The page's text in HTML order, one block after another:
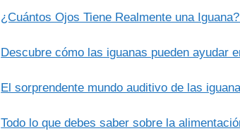
¿Cuántos Ojos Tiene Realmente una
Descubre cómo las iguanas pueden ayudar
El sorprendente mundo auditivo de las
Todo lo que debes saber sobre la